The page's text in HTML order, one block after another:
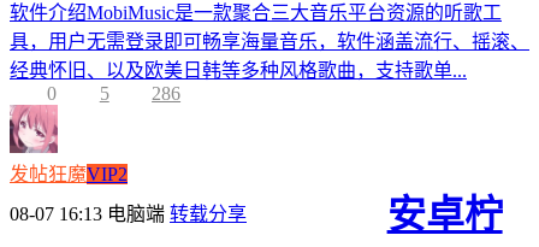
软件介绍MobiMusic是一款聚合三大音乐平台资源的听歌工
具，用户无需登录即可畅享海量音乐，软件涵盖流行、摇滚、
经典怀旧、以及欧美日韩等多种风格歌曲，支持歌单...
0
5 286
发帖狂魔VIP2
08-07 16:13 电脑端 转载分享
安卓柠